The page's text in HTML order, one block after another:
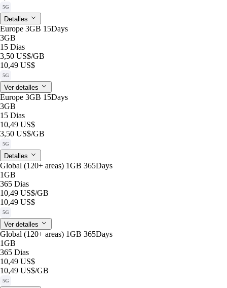
5G
Detalles
Europe 3GB 15Days
3GB
15 Dias
3,50 US$/GB
10,49 US$
5G
Ver detalles
Europe 3GB 15Days
3GB
15 Dias
10,49 US$
3,50 US$/GB
5G
Detalles
Global (120+ areas) 1GB 365Days
1GB
365 Dias
10,49 US$/GB
10,49 US$
5G
Ver detalles
Global (120+ areas) 1GB 365Days
1GB
365 Dias
10,49 US$
10,49 US$/GB
5G